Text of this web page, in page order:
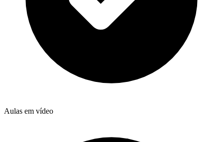
Aulas em vídeo